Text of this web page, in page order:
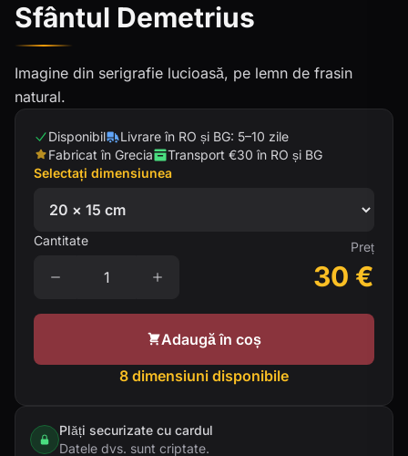
Sfântul Demetrius
Imagine din serigrafie lucioasă, pe lemn de frasin
natural.
Disponibil
Livrare în RO și BG: 5–10 zile
Fabricat în Grecia
Transport €30 în RO și BG
Selectați dimensiunea
Cantitate Preț
30 €
Adaugă în coș
8 dimensiuni disponibile
Plăți securizate cu cardul
Datele dvs. sunt criptate.